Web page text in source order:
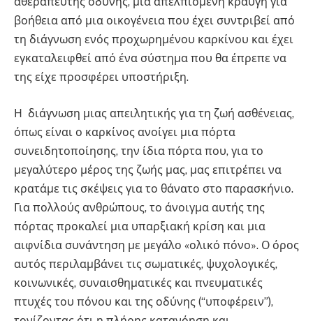
βοήθεια από μια οικογένεια που έχει συντριβεί από
τη διάγνωση ενός προχωρημένου καρκίνου και έχει
εγκαταλειφθεί από ένα σύστημα που θα έπρεπε να
της είχε προσφέρει υποστήριξη.
Η διάγνωση μιας απειλητικής για τη ζωή ασθένειας,
όπως είναι ο καρκίνος ανοίγει μια πόρτα
συνειδητοποίησης, την ίδια πόρτα που, για το
μεγαλύτερο μέρος της ζωής μας, μας επιτρέπει να
κρατάμε τις σκέψεις για το θάνατο στο παρασκήνιο.
Για πολλούς ανθρώπους, το άνοιγμα αυτής της
πόρτας προκαλεί μια υπαρξιακή κρίση και μια
αιφνίδια συνάντηση με μεγάλο «ολικό πόνο». Ο όρος
αυτός περιλαμβάνει τις σωματικές, ψυχολογικές,
κοινωνικές, συναισθηματικές και πνευματικές
πτυχές του πόνου και της οδύνης (“υποφέρειν”),